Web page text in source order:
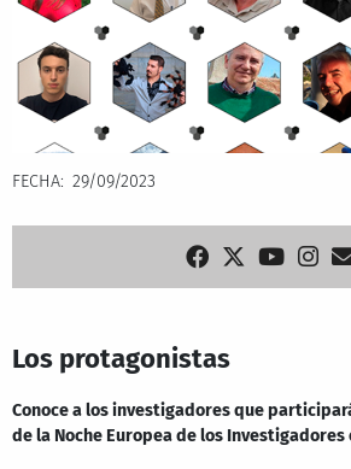
FECHA 29/09/2023
Los protagonistas
Conoce a los investigadores que
de la Noche Europea de los Investigadores